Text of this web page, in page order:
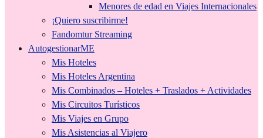
Menores de edad en Viajes Internacionales
¡Quiero suscribirme!
Fandomtur Streaming
AutogestionarME
Mis Hoteles
Mis Hoteles Argentina
Mis Combinados – Hoteles + Traslados + Actividades
Mis Circuitos Turísticos
Mis Viajes en Grupo
Mis Asistencias al Viajero